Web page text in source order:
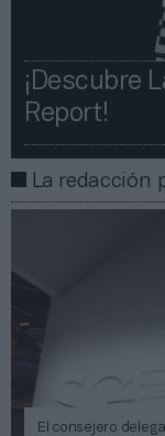
¡Descubre
Report!​​
La redacción
El consejero